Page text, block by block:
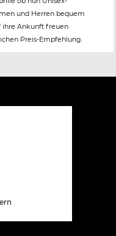
und Herren bequem
ihre Ankunft freuen
Preis-Empfehlung.